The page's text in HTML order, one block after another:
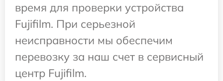
время для проверки устройства
Fujifilm. При серьезной
неисправности мы обеспечим
перевозку за наш счет в сервисный
центр Fujifilm.